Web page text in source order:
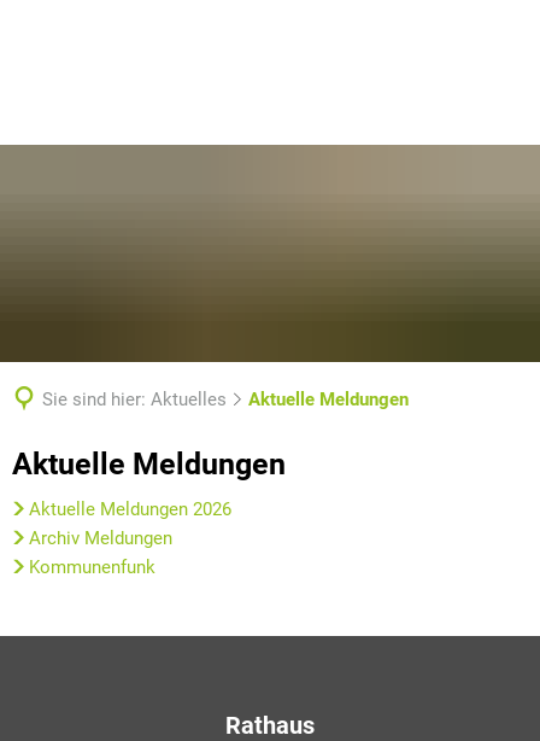
Sie sind hier: Aktuelles Aktuelle Meldungen
Aktuelle
Meldungen
Aktuelle Meldungen
Aktuelle Meldungen 2026
Archiv Meldungen
Kommunenfunk
Rathaus